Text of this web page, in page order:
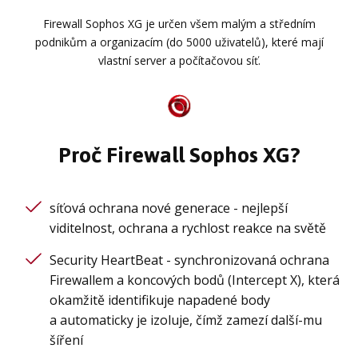
Firewall Sophos XG je určen všem malým a středním
podnikům a organizacím (do 5000 uživatelů), které mají
vlastní server a počítačovou síť.
Proč Firewall Sophos XG?
síťová ochrana nové generace - nejlepší
viditelnost, ochrana a rychlost reakce na světě
Security HeartBeat - synchronizovaná ochrana
Firewallem a koncových bodů (Intercept X), která
okamžitě identifikuje napadené body
a automaticky je izoluje, čímž zamezí další-mu
šíření